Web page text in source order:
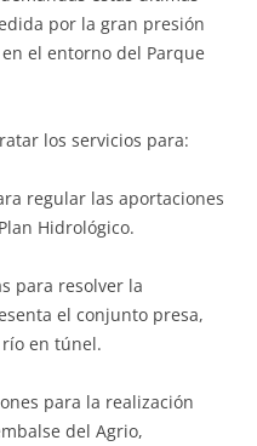
por la gran presión
el entorno del Parque
los servicios para:
regular las aportaciones
Hidrológico.
para resolver la
el conjunto presa,
en túnel.
para la realización
del Agrio,